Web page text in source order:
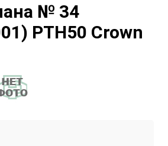
№ 34
РТН50 Crown